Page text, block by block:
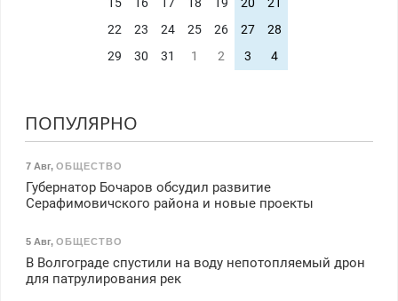
15
16 17 18 19 20
21
22
23 24 25 26 27
28
29
30 31 1 2 3 4
ПОПУЛЯРНО
7 Авг, ОБЩЕСТВО
Губернатор Бочаров обсудил развитие
Серафимовичского района и новые проекты
5 Авг, ОБЩЕСТВО
В Волгограде спустили на воду непотопляемый дрон
для патрулирования рек